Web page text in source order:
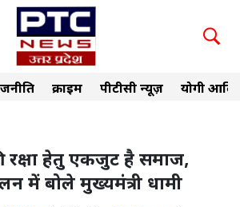
क्राइम पीटीसी न्यूज़ योगी
रक्षा हेतु एकजुट है समाज,
में बोले मुख्यमंत्री धामी